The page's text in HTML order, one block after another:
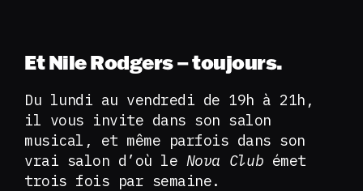
Et Nile Rodgers – toujours.
Du lundi au vendredi de 19h à 21h,
il vous invite dans son salon
musical, et même parfois dans son
vrai salon d’où le Nova Club émet
trois fois par semaine.